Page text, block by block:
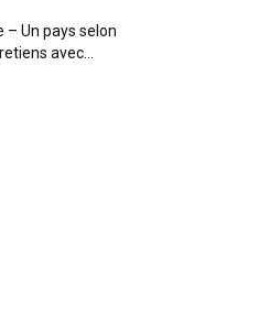
– Un pays selon
avec...